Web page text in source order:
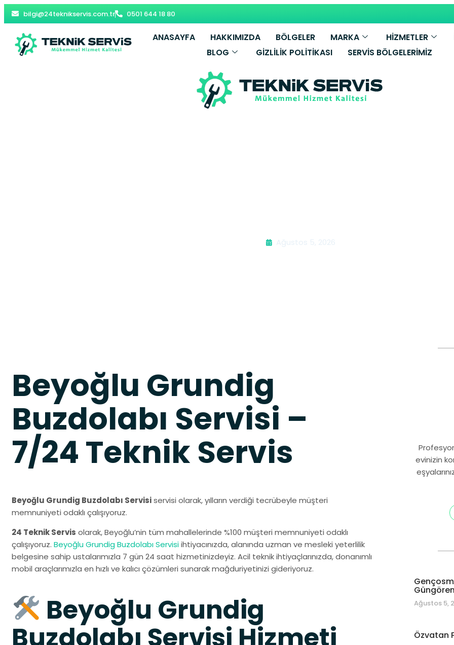
bilgi@24teknikservis.com.tr 0501 644 18 80
ANASAYFA HAKKIMIZDA BÖLGELER MARKA HİZMETLER
BLOG
GIZLILIK POLITIKASI SERVIS BÖLGELERIMIZ
Ağustos 5, 2026
Beyoğlu Grundig
Buzdolabı Servisi –
7/24 Teknik Servis
Beyoğlu Grundig Buzdolabı Servisiservisi olarak, yılların verdiği tecrübeyle müşteri
memnuniyeti odaklı çalışıyoruz.
24 Teknik Servis olarak, Beyoğlu’nin tüm mahallelerinde %100 müşteri memnuniyeti odaklı
çalışıyoruz. Beyoğlu Grundig Buzdolabı Servisiihtiyacınızda, alanında uzman ve mesleki yeterlilik
belgesine sahip ustalarımızla 7 gün 24 saat hizmetinizdeyiz. Acil teknik ihtiyaçlarınızda, donanımlı
mobil araçlarımızla en hızlı ve kalıcı çözümleri sunarak mağduriyetinizi gideriyoruz.
Beyoğlu Grundig
evinizin
Ağustos 5,
Özvatan